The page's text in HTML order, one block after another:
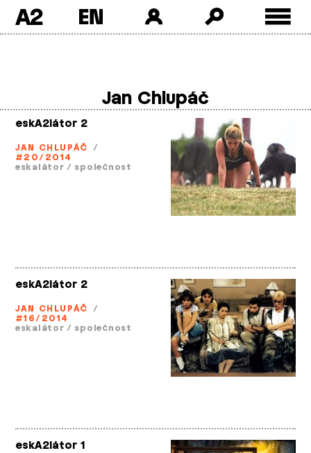
A2
Jan Chlupáč
eskA2látor 2
JAN CHLUPÁČ /
#20/2014
eskalátor / společnost
eskA2látor 2
JAN CHLUPÁČ /
#16/2014
eskalátor / společnost
eskA2látor 1